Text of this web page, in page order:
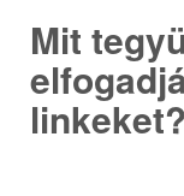
Mit
linkeket?